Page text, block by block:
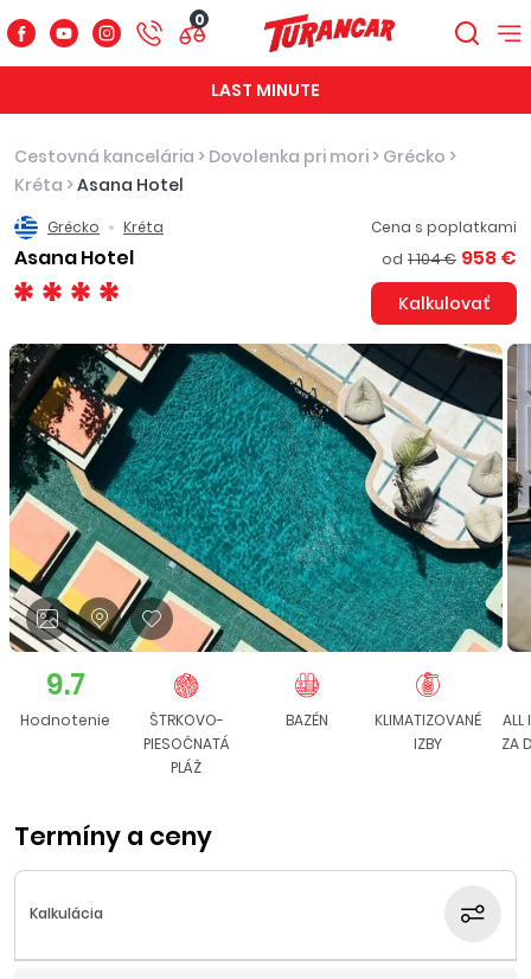
0
LAST MINUTE
Cestovná kancelária > Dovolenka pri mori > Grécko >
Kréta >Asana Hotel
Grécko Kréta
Asana Hotel
Cena s poplatkami
od 1 104 € 958 €
Kalkulovať
9.7
Hodnotenie
ŠTRKOVO-
PIESOČNATÁ
PLÁŽ
BAZÉN
KLIMATIZOVANÉ
IZBY
ALL
ZA
Termíny a ceny
Kalkulácia